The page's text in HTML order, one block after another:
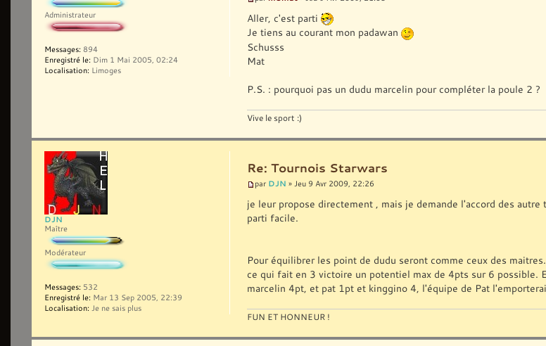
Aller, c'est parti
Je tiens au courant mon padawan
Schusss
Mat
P.S. : pourquoi pas un dudu marcelin pour compléter la poule 2 ?
Vive le sport :)
Administrateur
Messages: 894
Enregistré le: Dim 1 Mai 2005, 02:24
Localisation: Limoges
Re: Tournois Starwars
par DJN » Jeu 9 Avr 2009, 22:26
je leur propose directement , mais je demande l'accord des
parti facile.
Pour équilibrer les point de dudu seront comme ceux des
ce qui fait en 3 victoire un potentiel max de 4pts sur 6 possible.
marcelin 4pt, et pat 1pt et kinggino 4, l'équipe de Pat
FUN ET HONNEUR !
DJN
Maître
Modérateur
Messages: 532
Enregistré le: Mar 13 Sep 2005, 22:39
Localisation: Je ne sais plus